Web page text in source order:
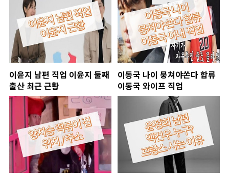
이윤지 남편 직업 이윤지 둘째
출산 최근 근황
이동국 나이 뭉쳐야쏜다 합류
이동국 와이프 직업